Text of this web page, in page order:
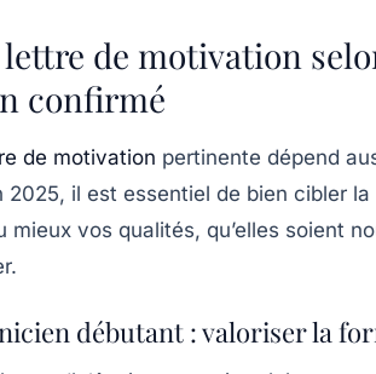
de motivation
confirmé
de motivation pertinente dépend
2025, il est essentiel de bien cibler
mieux vos qualités, qu’elles soient
débutant : valoriser la